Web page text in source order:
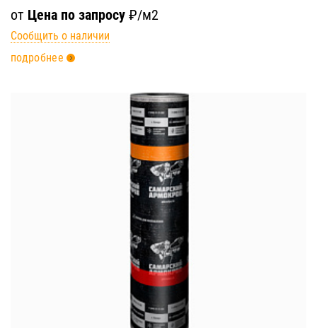
от Цена по запросу ₽/м2
Сообщить о наличии
подробнее